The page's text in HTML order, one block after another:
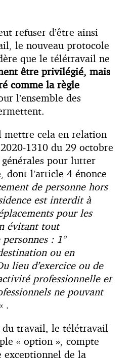
refuser d’être ainsi
le nouveau protocole
que le télétravail ne
être privilégié, mais
comme la règle
l’ensemble des
mettre cela en relation
1310 du 29 octobre
pour lutter
dont l’article 4 énonce
de personne hors
est interdit à
pour les
évitant tout
: 1°
ou en
lieu d’exercice ou de
professionnelle et
ne pouvant
.
du travail, le télétravail
« option », compte
exceptionnel de la